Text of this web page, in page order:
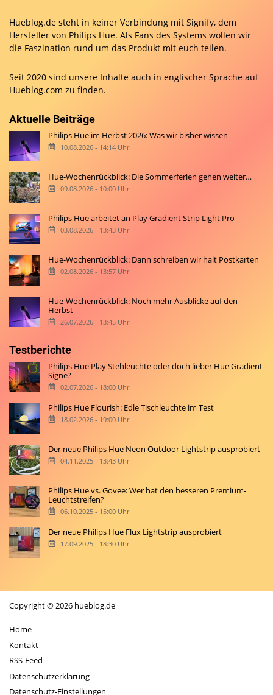
Hueblog.de steht in keiner Verbindung mit Signify, dem
Hersteller von Philips Hue. Als Fans des Systems wollen wir
die Faszination rund um das Produkt mit euch teilen.
Seit 2020 sind unsere Inhalte auch in englischer Sprache auf
Hueblog.com zu finden.
Aktuelle Beiträge
Philips Hue im Herbst 2026: Was wir bisher wissen
10.08.2026 - 14:14 Uhr
Hue-Wochenrückblick: Die Sommerferien gehen weiter…
09.08.2026 - 10:00 Uhr
Philips Hue arbeitet an Play Gradient Strip Light Pro
03.08.2026 - 13:43 Uhr
Hue-Wochenrückblick: Dann schreiben wir halt Postkarten
02.08.2026 - 13:57 Uhr
Hue-Wochenrückblick: Noch mehr Ausblicke auf den
Herbst
26.07.2026 - 13:45 Uhr
Testberichte
Philips Hue Play Stehleuchte oder doch lieber Hue Gradient
Signe?
02.07.2026 - 18:00 Uhr
Philips Hue Flourish: Edle Tischleuchte im Test
18.02.2026 - 19:00 Uhr
Der neue Philips Hue Neon Outdoor Lightstrip ausprobiert
04.11.2025 - 13:43 Uhr
Philips Hue vs. Govee: Wer hat den besseren Premium-
Leuchtstreifen?
06.10.2025 - 15:00 Uhr
Der neue Philips Hue Flux Lightstrip ausprobiert
17.09.2025 - 18:30 Uhr
Copyright © 2026 hueblog.de
Home
Kontakt
RSS-Feed
Datenschutzerklärung
Datenschutz-Einstellungen